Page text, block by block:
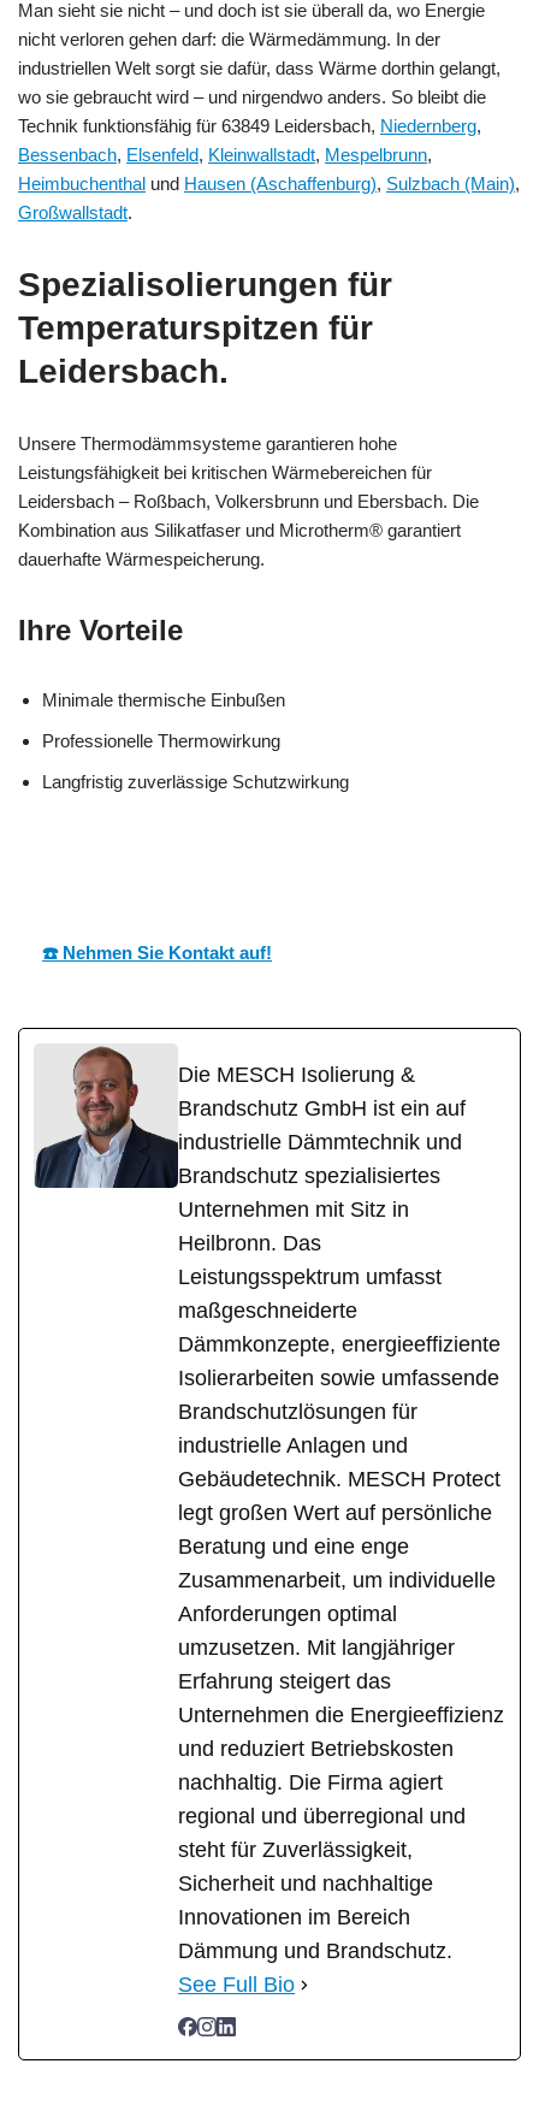
Man sieht sie nicht – und doch ist sie überall da, wo Energie
nicht verloren gehen darf: die Wärmedämmung. In der
industriellen Welt sorgt sie dafür, dass Wärme dorthin gelangt,
wo sie gebraucht wird – und nirgendwo anders. So bleibt die
Technik funktionsfähig für 63849 Leidersbach, Niedernberg,
Bessenbach, Elsenfeld, Kleinwallstadt, Mespelbrunn,
Heimbuchenthal und Hausen (Aschaffenburg), Sulzbach (Main),
Großwallstadt.
Spezialisolierungen für
Temperaturspitzen für
Leidersbach.
Unsere Thermodämmsysteme garantieren hohe
Leistungsfähigkeit bei kritischen Wärmebereichen für
Leidersbach – Roßbach, Volkersbrunn und Ebersbach. Die
Kombination aus Silikatfaser und Microtherm® garantiert
dauerhafte Wärmespeicherung.
Ihre Vorteile
Minimale thermische Einbußen
Professionelle Thermowirkung
Langfristig zuverlässige Schutzwirkung
☎️ Nehmen Sie Kontakt auf!
Die MESCH Isolierung &
Brandschutz GmbH ist ein auf
industrielle Dämmtechnik und
Brandschutz spezialisiertes
Unternehmen mit Sitz in
Heilbronn. Das
Leistungsspektrum umfasst
maßgeschneiderte
Dämmkonzepte, energieeffiziente
Isolierarbeiten sowie umfassende
Brandschutzlösungen für
industrielle Anlagen und
Gebäudetechnik. MESCH Protect
legt großen Wert auf persönliche
Beratung und eine enge
Zusammenarbeit, um individuelle
Anforderungen optimal
umzusetzen. Mit langjähriger
Erfahrung steigert das
Unternehmen die Energieeffizienz
und reduziert Betriebskosten
nachhaltig. Die Firma agiert
regional und überregional und
steht für Zuverlässigkeit,
Sicherheit und nachhaltige
Innovationen im Bereich
Dämmung und Brandschutz.
See Full Bio